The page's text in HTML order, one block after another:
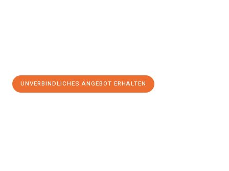
UNVERBINDLICHES ANGEBOT ERHALTEN